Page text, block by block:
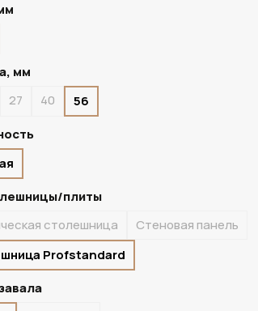
мм
27 40
56
плиты
столешница
Стеновая панель
Profstandard